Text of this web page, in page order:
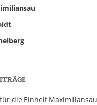
die Einheit Maximiliansau